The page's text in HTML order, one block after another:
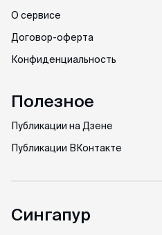
О сервисе
Договор-оферта
Конфиденциальность
Полезное
Публикации на Дзене
Публикации ВКонтакте
Сингапур